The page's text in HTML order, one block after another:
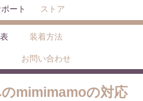
ート ストア
装着方法
お問い合わせ
mimimamoの対応